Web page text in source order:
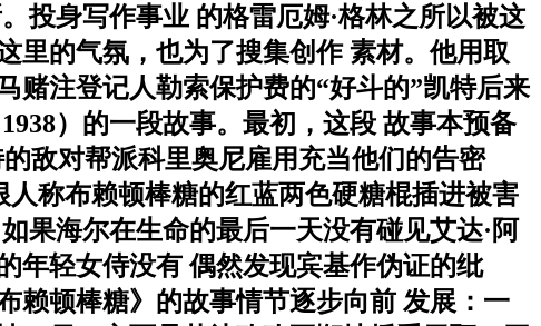
投身写作事业 的格雷厄姆·格林之所以被这
里的气氛，也为了搜集创作 素材。他用取
赌注登记人勒索保护费的“好斗的”凯特后来
）的一段故事。最初，这段 故事本预备
敌对帮派科里奥尼雇用充当他们的告密
称布赖顿棒糖的红蓝两色硬糖棍插进被害
果海尔在生命的最后一天没有碰见艾达·阿
年轻女侍没有 偶然发现宾基作伪证的纰
赖顿棒糖》的故事情节逐步向前 发展：一